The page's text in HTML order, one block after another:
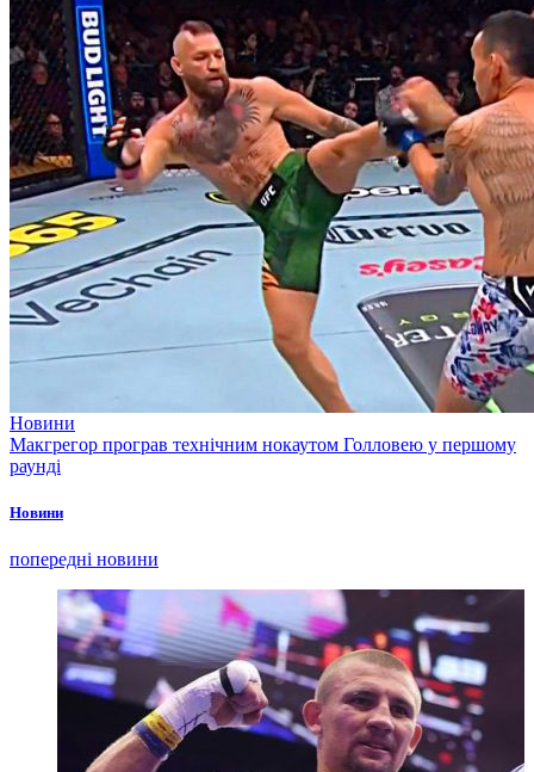
Новини
Макгрегор програв технічним нокаутом Голловею у першому
раунді
Новини
попередні новини